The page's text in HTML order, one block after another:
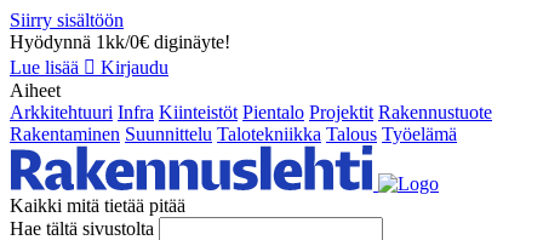
Siirry sisältöön
Hyödynnä 1kk/0€ diginäyte!
Lue lisää
Kirjaudu
Aiheet
Arkkitehtuuri Infra Kiinteistöt Pientalo Projektit Rakennustuote
Rakentaminen Suunnittelu Talotekniikka Talous Työelämä
Kaikki mitä tietää pitää
Hae tältä sivustolta